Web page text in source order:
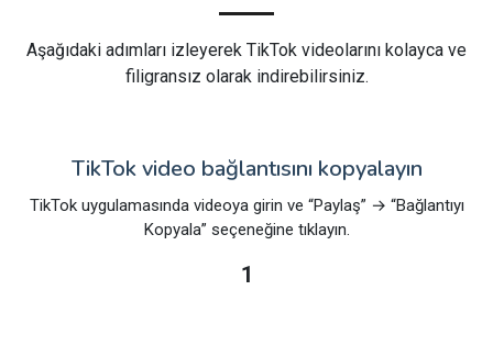
Aşağıdaki adımları izleyerek TikTok videolarını kolayca ve
filigransız olarak indirebilirsiniz.
TikTok video bağlantısını kopyalayın
TikTok uygulamasında videoya girin ve “Paylaş” → “Bağlantıyı
Kopyala” seçeneğine tıklayın.
1